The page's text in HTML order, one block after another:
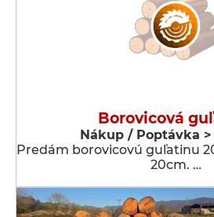
Borovicová
Nákup / Poptávka
Predám borovicovú guľatinu
20cm. …